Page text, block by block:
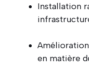
Installation
en matière